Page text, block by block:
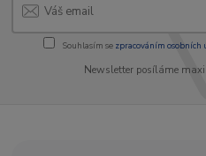
Souhlasím se zpracováním osobních
Newsletter posíláme